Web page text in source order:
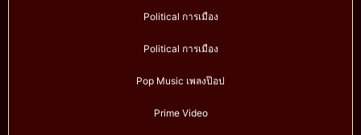
Political การเมือง
Political การเมือง
Pop Music เพลงป๊อป
Prime Video